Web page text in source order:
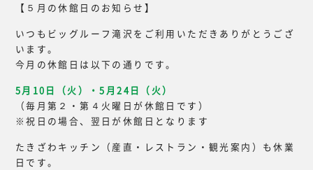
【５月の休館日のお知らせ】
いつもビッグルーフ滝沢をご利用いただきありがとうござ
います。
今月の休館日は以下の通りです。
5月10日（火）・5月24日（火）
（毎月第２・第４火曜日が休館日です）
※祝日の場合、翌日が休館日となります
たきざわキッチン（産直・レストラン・観光案内）も休業
日です。